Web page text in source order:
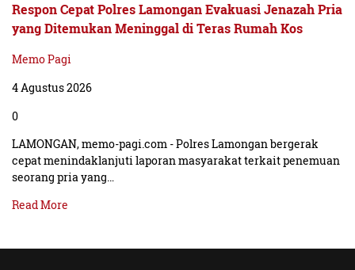
Respon Cepat Polres Lamongan Evakuasi Jenazah Pria
yang Ditemukan Meninggal di Teras Rumah Kos
Memo Pagi
4 Agustus 2026
0
LAMONGAN, memo-pagi.com - Polres Lamongan bergerak
cepat menindaklanjuti laporan masyarakat terkait penemuan
seorang pria yang…
Read More